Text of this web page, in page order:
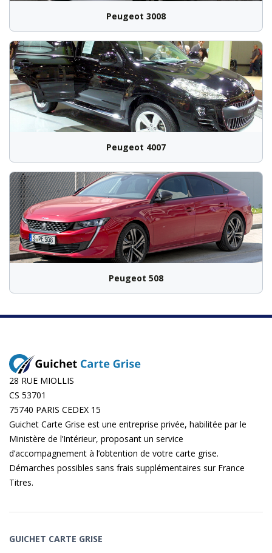
Peugeot 3008
Peugeot 4007
Peugeot 508
28 RUE MIOLLIS
CS 53701
75740 PARIS CEDEX 15
Guichet Carte Grise est une entreprise privée, habilitée par le
Ministère de l’Intérieur, proposant un service
d’accompagnement à l’obtention de votre carte grise.
Démarches possibles sans frais supplémentaires sur France
Titres.
GUICHET CARTE GRISE